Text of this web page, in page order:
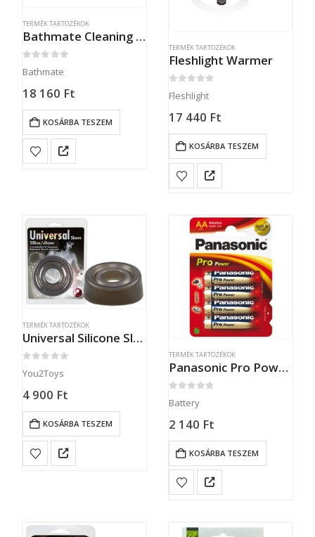
TERMÉK TARTOZÉKOK
Bathmate Cleaning Kit
Bathmate
18 160 Ft
KOSÁRBA TESZEM
TERMÉK TARTOZÉKOK
Fleshlight Warmer
Fleshlight
17 440 Ft
KOSÁRBA TESZEM
TERMÉK TARTOZÉKOK
Universal Silicone Sleeve
You2Toys
4 900 Ft
KOSÁRBA TESZEM
TERMÉK TARTOZÉKOK
Panasonic Pro Power Alkaline Battery AA
Battery
2 140 Ft
KOSÁRBA TESZEM